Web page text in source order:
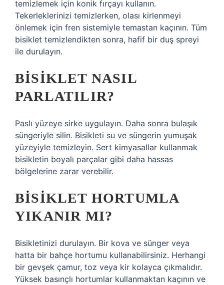
temizlemek için konik fırçayı kullanın.
Tekerleklerinizi temizlerken, olası kirlenmeyi
önlemek için fren sistemiyle temastan kaçının. Tüm
bisiklet temizlendikten sonra, hafif bir duş spreyi
ile durulayın.
BISIKLET NASIL
PARLATILIR?
Paslı yüzeye sirke uygulayın. Daha sonra bulaşık
süngeriyle silin. Bisikleti su ve süngerin yumuşak
yüzeyiyle temizleyin. Sert kimyasallar kullanmak
bisikletin boyalı parçalar gibi daha hassas
bölgelerine zarar verebilir.
BISIKLET HORTUMLA
YIKANIR MI?
Bisikletinizi durulayın. Bir kova ve sünger veya
hatta bir bahçe hortumu kullanabilirsiniz. Herhangi
bir gevşek çamur, toz veya kir kolayca çıkmalıdır.
Yüksek basınçlı hortumlar kullanmaktan kaçının ve